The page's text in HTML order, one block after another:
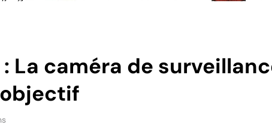
La caméra de